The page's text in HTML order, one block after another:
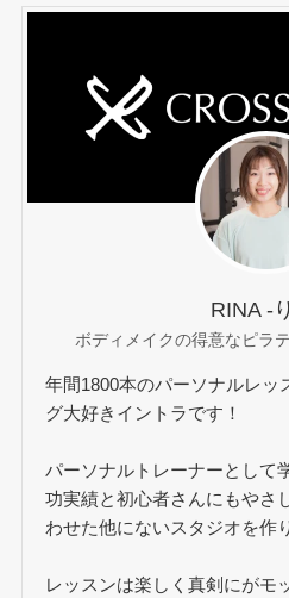
RINA -
ボディメイクの得意なピラ
年間1800本のパーソナルレッ
グ大好きイントラです！
パーソナルトレーナーとして
功実績と初心者さんにもやさ
わせた他にないスタジオを作
レッスンは楽しく真剣にがモ